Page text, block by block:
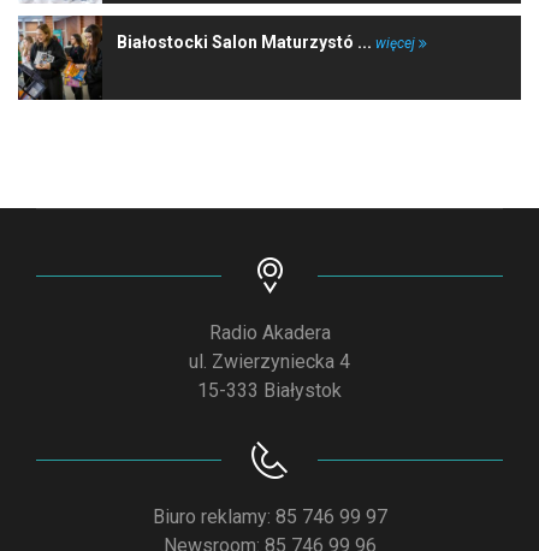
Białostocki Salon Maturzystó ... więcej
Radio Akadera
ul. Zwierzyniecka 4
15-333 Białystok
Biuro reklamy: 85 746 99 97
Newsroom: 85 746 99 96